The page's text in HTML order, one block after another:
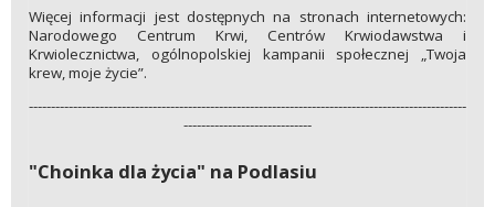
Więcej informacji jest dostępnych na stronach internetowych:
Narodowego Centrum Krwi, Centrów Krwiodawstwa i
Krwiolecznictwa, ogólnopolskiej kampanii społecznej „Twoja
krew, moje życie”.
---------------------------------------------------------------------------------------------------
-----------------------------
"Choinka dla życia" na Podlasiu